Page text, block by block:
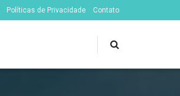
Políticas de Privacidade Contato